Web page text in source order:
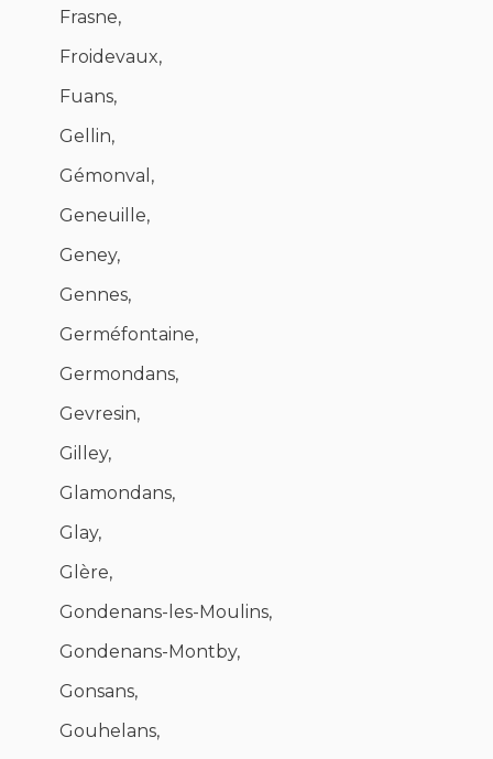
Frasne,
Froidevaux,
Fuans,
Gellin,
Gémonval,
Geneuille,
Geney,
Gennes,
Germéfontaine,
Germondans,
Gevresin,
Gilley,
Glamondans,
Glay,
Glère,
Gondenans-les-Moulins,
Gondenans-Montby,
Gonsans,
Gouhelans,